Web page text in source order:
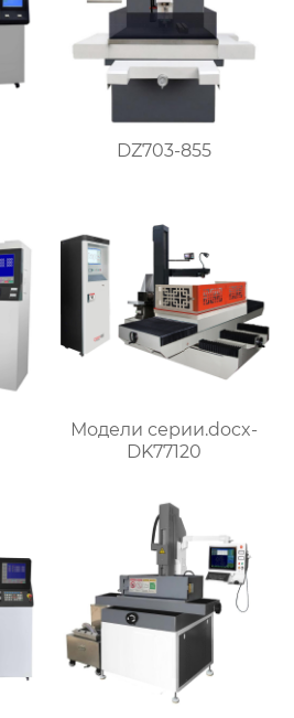
DZ703-855
Модели серии.docx-
DK77120